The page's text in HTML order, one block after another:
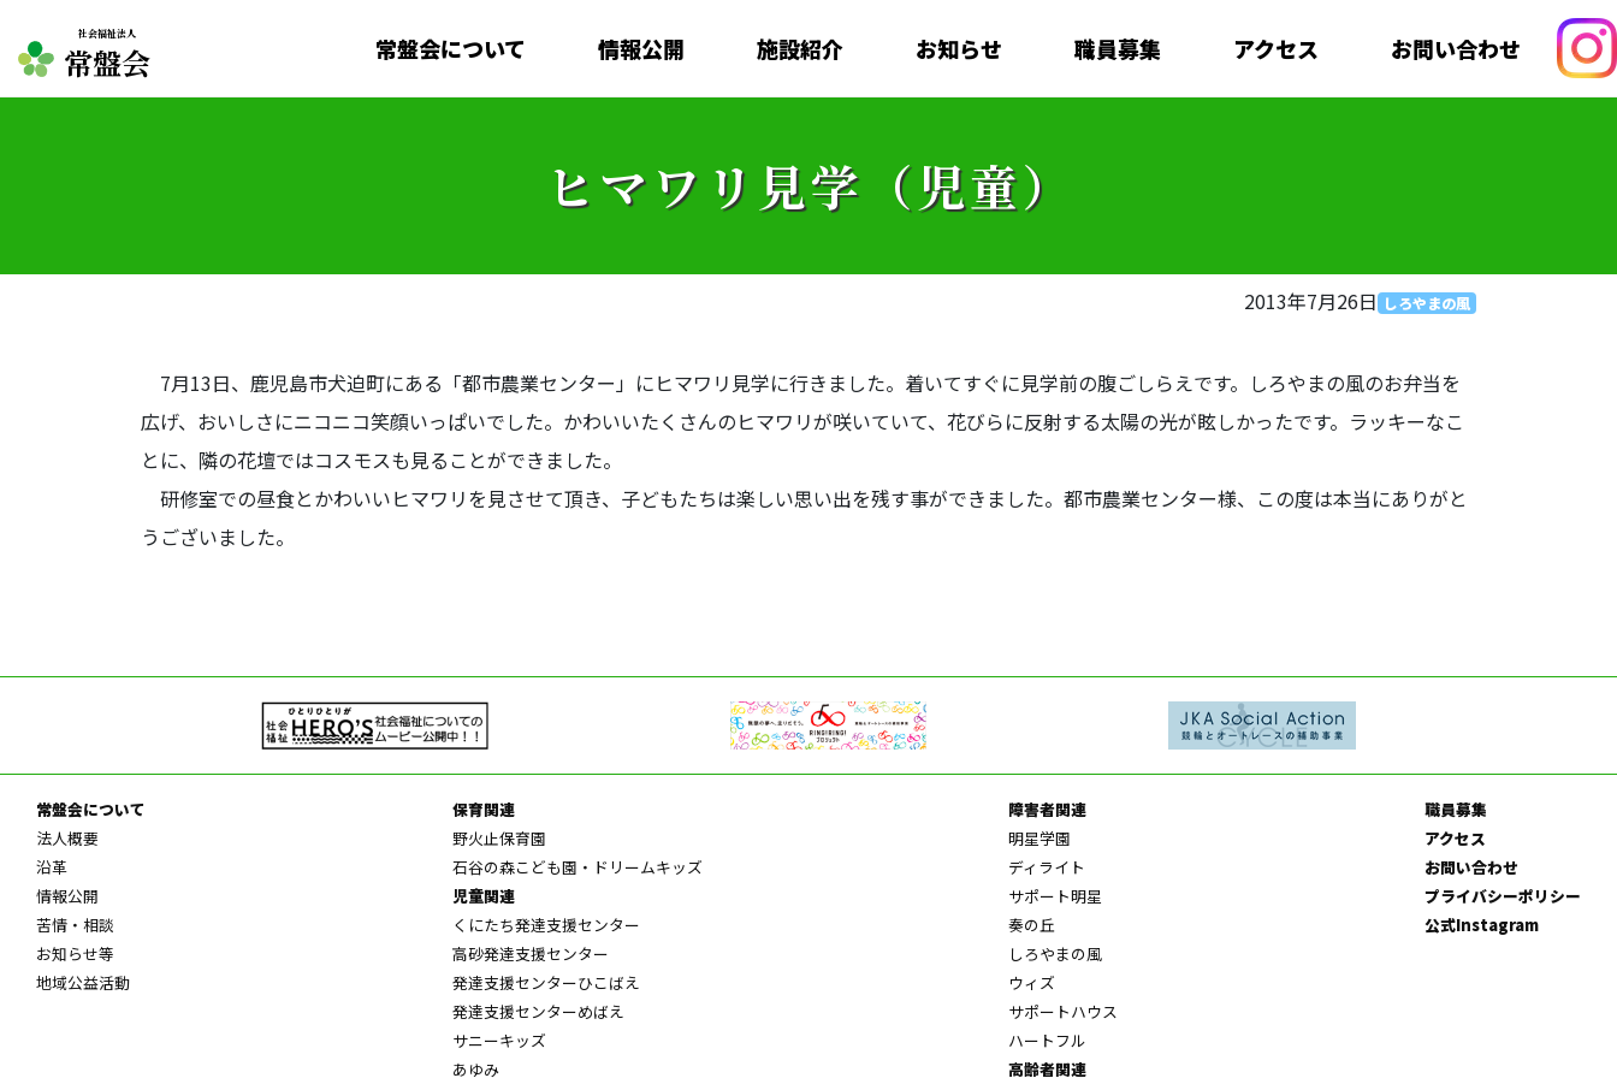
社会福祉法人
常盤会 常盤会について 情報公開 施設紹介 お知らせ 職員募集 アクセス お問い合わせ
ヒマワリ見学（児童）
2013年7月26日 しろやまの風
7月13日、鹿児島市犬迫町にある「都市農業センター」にヒマワリ見学に行きました。着いてすぐに見学前の腹ごしらえです。しろやまの風のお弁当を
広げ、おいしさにニコニコ笑顔いっぱいでした。かわいいたくさんのヒマワリが咲いていて、花びらに反射する太陽の光が眩しかったです。ラッキーなこ
とに、隣の花壇ではコスモスも見ることができました。
研修室での昼食とかわいいヒマワリを見させて頂き、子どもたちは楽しい思い出を残す事ができました。都市農業センター様、この度は本当にありがと
うございました。
常盤会について
法人概要
沿革
情報公開
苦情・相談
お知らせ等
地域公益活動
保育関連
野火止保育園
石谷の森こども園・ドリームキッズ
児童関連
くにたち発達支援センター
高砂発達支援センター
発達支援センターひこばえ
発達支援センターめばえ
サニーキッズ
あゆみ
障害者関連
明星学園
ディライト
サポート明星
奏の丘
しろやまの風
ウィズ
サポートハウス
ハートフル
高齢者関連
職員募集
アクセス
お問い合わせ
プライバシーポリシー
公式Instagram